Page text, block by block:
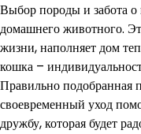
Выбор породы и забота
домашнего животного.
жизни, наполняет дом
кошка –
Правильно подобранная
своевременный уход
дружбу, которая будет